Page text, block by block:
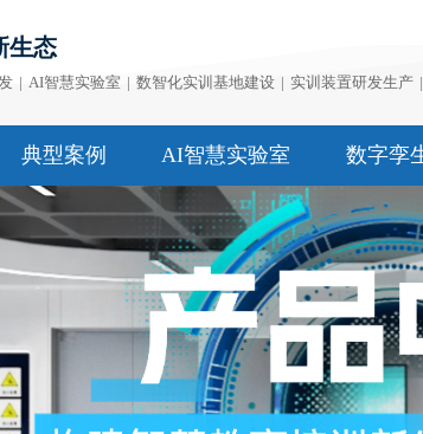
生态
| AI智慧实验室 | 数智化实训基地建设 | 实训装置研发生产 |
典型案例 AI智慧实验室 数字孪